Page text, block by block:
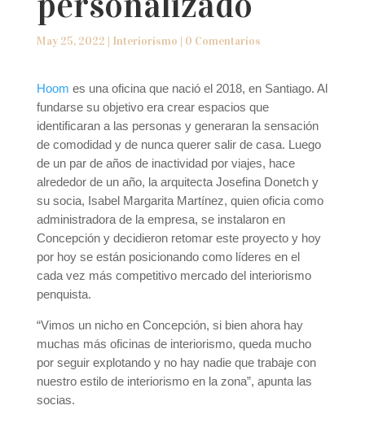
May 25, 2022 | Interiorismo | 0 Comentarios
Hoom es una oficina que nació el 2018, en Santiago. Al
fundarse su objetivo era crear espacios que
identificaran a las personas y generaran la sensación
de comodidad y de nunca querer salir de casa. Luego
de un par de años de inactividad por viajes, hace
alrededor de un año, la arquitecta Josefina Donetch y
su socia, Isabel Margarita Martínez, quien oficia como
administradora de la empresa, se instalaron en
Concepción y decidieron retomar este proyecto y hoy
por hoy se están posicionando como líderes en el
cada vez más competitivo mercado del interiorismo
penquista.
“Vimos un nicho en Concepción, si bien ahora hay
muchas más oficinas de interiorismo, queda mucho
por seguir explotando y no hay nadie que trabaje con
nuestro estilo de interiorismo en la zona”, apunta las
socias.